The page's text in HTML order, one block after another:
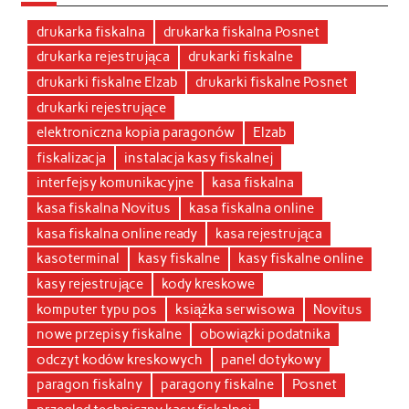
drukarka fiskalna
drukarka fiskalna Posnet
drukarka rejestrująca
drukarki fiskalne
drukarki fiskalne Elzab
drukarki fiskalne Posnet
drukarki rejestrujące
elektroniczna kopia paragonów
Elzab
fiskalizacja
instalacja kasy fiskalnej
interfejsy komunikacyjne
kasa fiskalna
kasa fiskalna Novitus
kasa fiskalna online
kasa fiskalna online ready
kasa rejestrująca
kasoterminal
kasy fiskalne
kasy fiskalne online
kasy rejestrujące
kody kreskowe
komputer typu pos
książka serwisowa
Novitus
nowe przepisy fiskalne
obowiązki podatnika
odczyt kodów kreskowych
panel dotykowy
paragon fiskalny
paragony fiskalne
Posnet